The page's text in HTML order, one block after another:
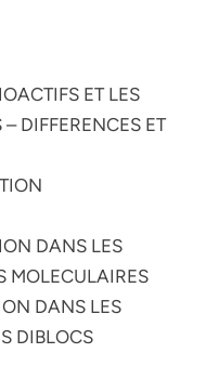
ET LES
DIFFERENCES ET
DANS LES
MOLECULAIRES
DANS LES
DIBLOCS